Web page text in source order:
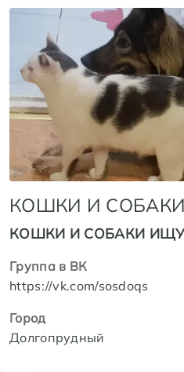
КОШКИ И
КОШКИ И СОБАКИ
Группа в ВК
https://vk.com/sosdoqs
Город
Долгопрудный